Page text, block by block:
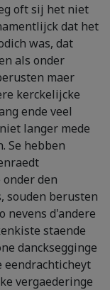
oft sij het niet
dat het
was, dat
als onder
maer
kerckelijcke
ende veel
langer mede
Se hebben
den
souden berusten
nevens d'andere
staende
dancksegginge
eendrachticheyt
vergaederinge